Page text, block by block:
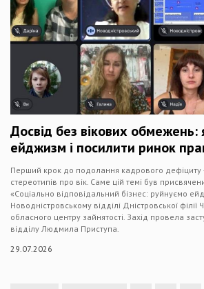
Досвід без вікових обмежень:
ейджизм і посилити ринок
Перший крок до подолання кадрового дефіциту
стереотипів про вік. Саме цій темі був
«Соціально відповідальний бізнес: руйнуємо
Новодністровському відділі Дністровської філії
обласного центру зайнятості. Захід провела
відділу Людмила Приступа.
29.07.2026